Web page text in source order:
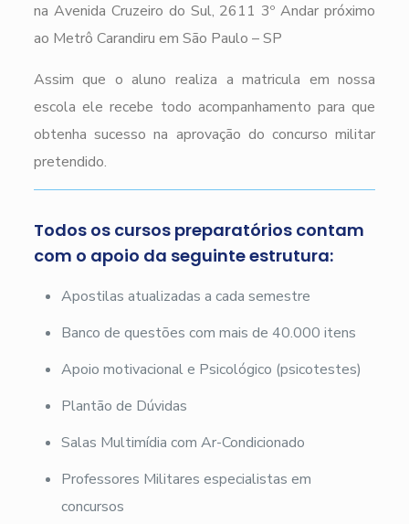
na Avenida Cruzeiro do Sul, 2611 3º Andar próximo
ao Metrô Carandiru em São Paulo – SP
Assim que o aluno realiza a matricula em nossa
escola ele recebe todo acompanhamento para que
obtenha sucesso na aprovação do concurso militar
pretendido.
Todos os cursos preparatórios contam
com o apoio da seguinte estrutura:
Apostilas atualizadas a cada semestre
Banco de questões com mais de 40.000 itens
Apoio motivacional e Psicológico (psicotestes)
Plantão de Dúvidas
Salas Multimídia com Ar-Condicionado
Professores Militares especialistas em
concursos